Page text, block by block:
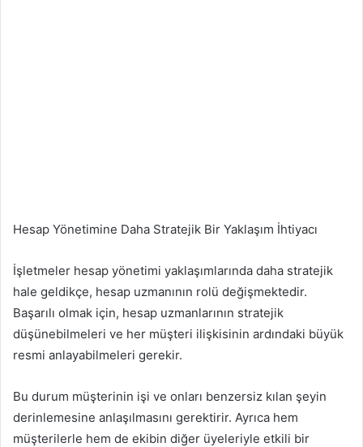
Hesap Yönetimine Daha Stratejik Bir Yaklaşım İhtiyacı
İşletmeler hesap yönetimi yaklaşımlarında daha stratejik
hale geldikçe, hesap uzmanının rolü değişmektedir.
Başarılı olmak için, hesap uzmanlarının stratejik
düşünebilmeleri ve her müşteri ilişkisinin ardındaki büyük
resmi anlayabilmeleri gerekir.
Bu durum müşterinin işi ve onları benzersiz kılan şeyin
derinlemesine anlaşılmasını gerektirir. Ayrıca hem
müşterilerle hem de ekibin diğer üyeleriyle etkili bir